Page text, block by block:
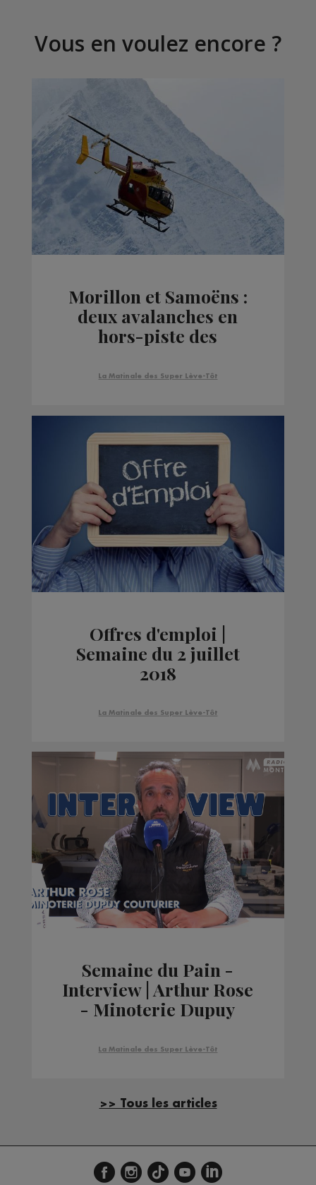
Vous en voulez encore ?
Morillon et Samoëns :
deux avalanches en
hors-piste des
La Matinale des Super Lève-Tôt
Offres d'emploi |
Semaine du 2 juillet
2018
La Matinale des Super Lève-Tôt
Semaine du Pain -
Interview | Arthur Rose
- Minoterie Dupuy
La Matinale des Super Lève-Tôt
>> Tous les articles